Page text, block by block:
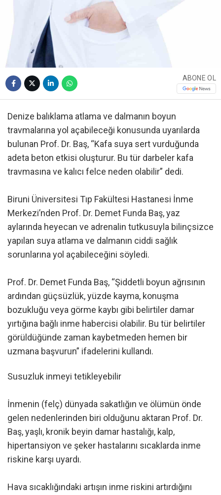
ABONE OL
Denize balıklama atlama ve dalmanın boyun
travmalarına yol açabileceği konusunda uyarılarda
bulunan Prof. Dr. Baş, “Kafa suya sert vurduğunda
adeta beton etkisi oluşturur. Bu tür darbeler kafa
travmasına ve kalıcı felce neden olabilir” dedi.
Biruni Üniversitesi Tıp Fakültesi Hastanesi İnme
Merkezi’nden Prof. Dr. Demet Funda Baş, yaz
aylarında heyecan ve adrenalin tutkusuyla bilinçsizce
yapılan suya atlama ve dalmanın ciddi sağlık
sorunlarına yol açabileceğini söyledi.
Prof. Dr. Demet Funda Baş, “Şiddetli boyun ağrısının
ardından güçsüzlük, yüzde kayma, konuşma
bozukluğu veya görme kaybı gibi belirtiler damar
yırtığına bağlı inme habercisi olabilir. Bu tür belirtiler
görüldüğünde zaman kaybetmeden hemen bir
uzmana başvurun” ifadelerini kullandı.
Susuzluk inmeyi tetikleyebilir
İnmenin (felç) dünyada sakatlığın ve ölümün önde
gelen nedenlerinden biri olduğunu aktaran Prof. Dr.
Baş, yaşlı, kronik beyin damar hastalığı, kalp,
hipertansiyon ve şeker hastalarını sıcaklarda inme
riskine karşı uyardı.
Hava sıcaklığındaki artışın inme riskini artırdığını